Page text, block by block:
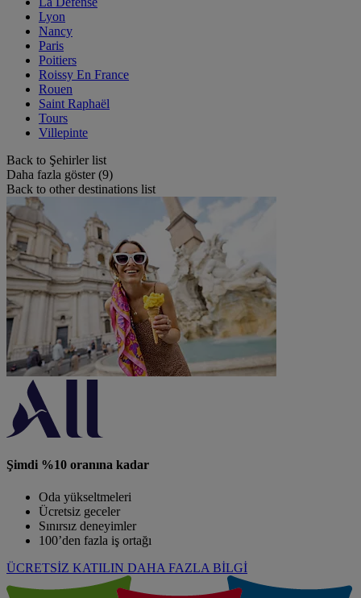
Lyon
Nancy
Paris
Poitiers
Roissy En France
Rouen
Saint Raphaël
Tours
Villepinte
Back to Şehirler list
Daha fazla göster (9)
Back to other destinations list
Şimdi %10 oranına kadar
Oda yükseltmeleri
Ücretsiz geceler
Sınırsız deneyimler
100’den fazla iş ortağı
ÜCRETSİZ KATILIN DAHA FAZLA BİLGİ